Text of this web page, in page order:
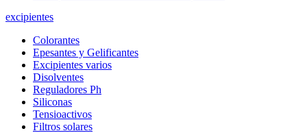
excipientes
Colorantes
Epesantes y Gelificantes
Excipientes varios
Disolventes
Reguladores Ph
Siliconas
Tensioactivos
Filtros solares